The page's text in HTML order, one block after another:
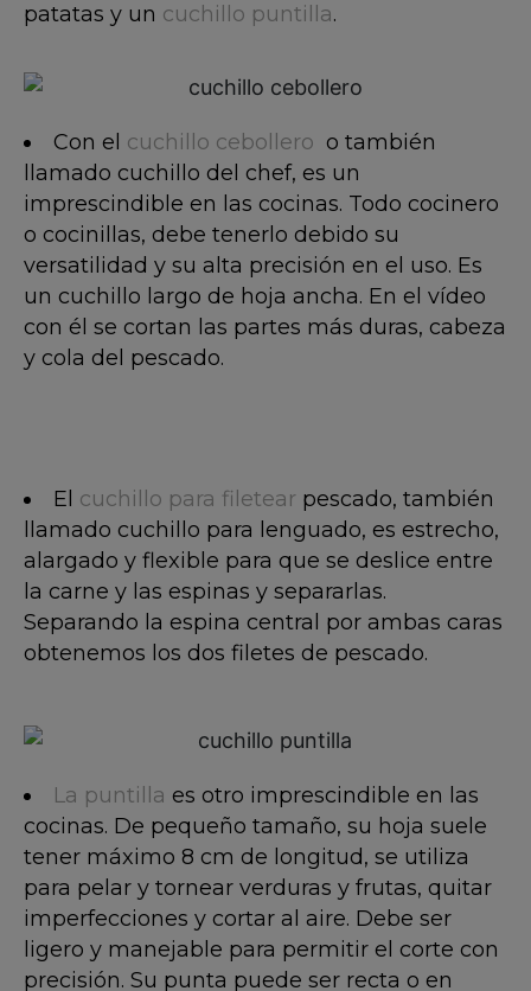
patatas y un cuchillo puntilla.
Con el cuchillo cebollero o también
llamado cuchillo del chef, es un
imprescindible en las cocinas. Todo cocinero
o cocinillas, debe tenerlo debido su
versatilidad y su alta precisión en el uso. Es
un cuchillo largo de hoja ancha. En el vídeo
con él se cortan las partes más duras, cabeza
y cola del pescado.
El cuchillo para filetear pescado, también
llamado cuchillo para lenguado, es estrecho,
alargado y flexible para que se deslice entre
la carne y las espinas y separarlas.
Separando la espina central por ambas caras
obtenemos los dos filetes de pescado.
La puntilla es otro imprescindible en las
cocinas. De pequeño tamaño, su hoja suele
tener máximo 8 cm de longitud, se utiliza
para pelar y tornear verduras y frutas, quitar
imperfecciones y cortar al aire. Debe ser
ligero y manejable para permitir el corte con
precisión. Su punta puede ser recta o en